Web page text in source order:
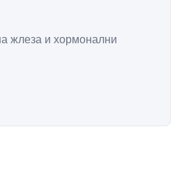
жлеза и хормонални